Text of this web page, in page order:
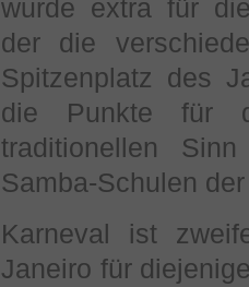
wurde extra für
der die
Spitzenplatz des
die Punkte für
traditionellen
Samba-Schulen
Karneval ist
Janeiro für